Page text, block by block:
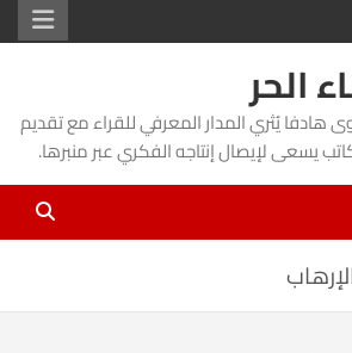
الحر
هادفا يُثري المدار المعرفي للقراء مع تقديم
يسعى لإيصال إنتاجه الفكري عبر منبرها.